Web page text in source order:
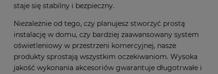
staje się stabilny i bezpieczny.
Niezależnie od tego, czy planujesz stworzyć prostą
instalację w domu, czy bardziej zaawansowany system
oświetleniowy w przestrzeni komercyjnej, nasze
produkty sprostają wszystkim oczekiwaniom. Wysoka
jakość wykonania akcesoriów gwarantuje długotrwałe i